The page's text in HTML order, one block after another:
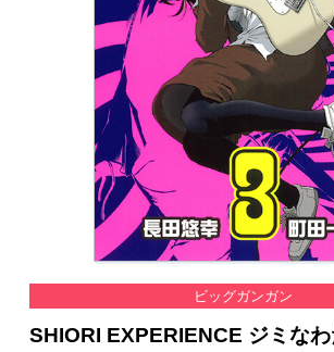
会社情報 採用情報
スクウェア・エニックス サイト内検索
ビッグガンガン
SHIORI EXPERIENCE ジミな